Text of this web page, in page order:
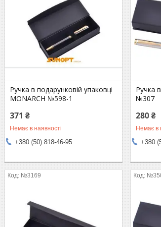
Ручка в подарунковій упаковці
MONARCH №598-1
371 ₴
Немає в наявності
+380 (50) 818-46-95
Ручка
№307
280 ₴
Немає в
+380
№3169